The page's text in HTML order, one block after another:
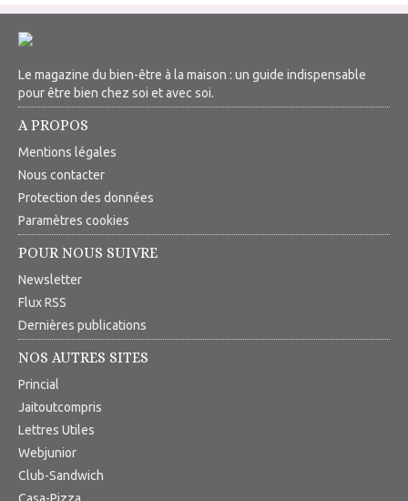
Le magazine du bien-être à la maison : un guide indispensable
pour être bien chez soi et avec soi.
A PROPOS
Mentions légales
Nous contacter
Protection des données
Paramètres cookies
POUR NOUS SUIVRE
Newsletter
Flux RSS
Dernières publications
NOS AUTRES SITES
Princial
Jaitoutcompris
Lettres Utiles
Webjunior
Club-Sandwich
Casa-Pizza